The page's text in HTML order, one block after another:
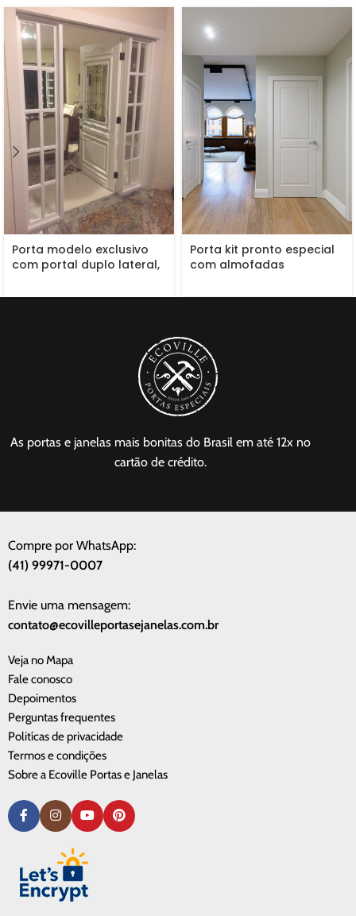
Porta modelo exclusivo
com portal duplo lateral,
blim blim, vidro 10 mm
Porta kit pronto especial
com almofadas
As portas e janelas mais bonitas do Brasil em até 12x no
cartão de crédito.
Compre por WhatsApp:
(41) 99971-0007
Envie uma mensagem:
contato@ecovilleportasejanelas.com.br
Veja no Mapa
Fale conosco
Depoimentos
Perguntas frequentes
Politícas de privacidade
Termos e condições
Sobre a Ecoville Portas e Janelas